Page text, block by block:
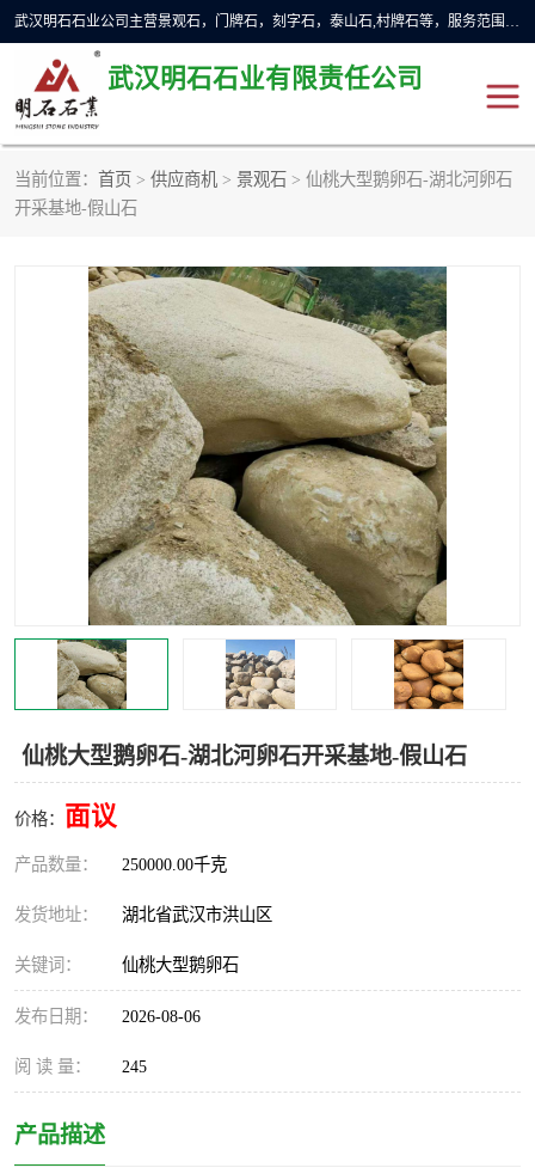
武汉明石石业公司主营景观石，门牌石，刻字石，泰山石,村牌石等，服务范围主要有：武汉，咸宁等地区。公司秉承敬业奉献、锐意创新的企业精神，从无到有，从小到大，以一种产业报国的创业精神，竭诚为客户提供服务，为社会设计财富。
武汉明石石业有限责任公司
当前位置： 首页 > 供应商机 > 景观石 > 仙桃大型鹅卵石-湖北河卵石
开采基地-假山石
仙桃大型鹅卵石-湖北河卵石开采基地-假山石
价格： 面议
产品数量： 250000.00千克
发货地址： 湖北省武汉市洪山区
关键词： 仙桃大型鹅卵石
发布日期： 2026-08-06
阅 读 量： 245
产品描述
景观石
门牌石 奠基石
黄蜡石 大型石雕
人物雕塑 异型石材
石雕狮子 刻字石